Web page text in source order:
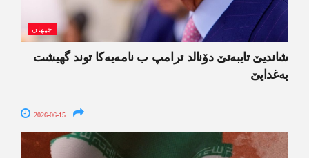
جیھان
شاندیێ تایبەتێ دۆنالد ترامپ ب نامەیەکا توند گھیشت
بەغدایێ
2026-06-15